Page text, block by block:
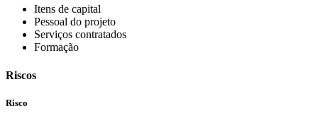
Itens de capital
Pessoal do projeto
Serviços contratados
Formação
Riscos
Risco